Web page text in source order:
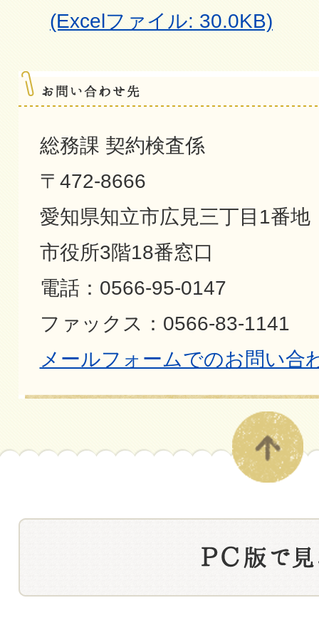
(Excelファイル: 30.0KB)
総務課 契約検査係
〒472-8666
愛知県知立市広見三丁目1番地
市役所3階18番窓口
電話：0566-95-0147
ファックス：0566-83-1141
メールフォームでのお問い合